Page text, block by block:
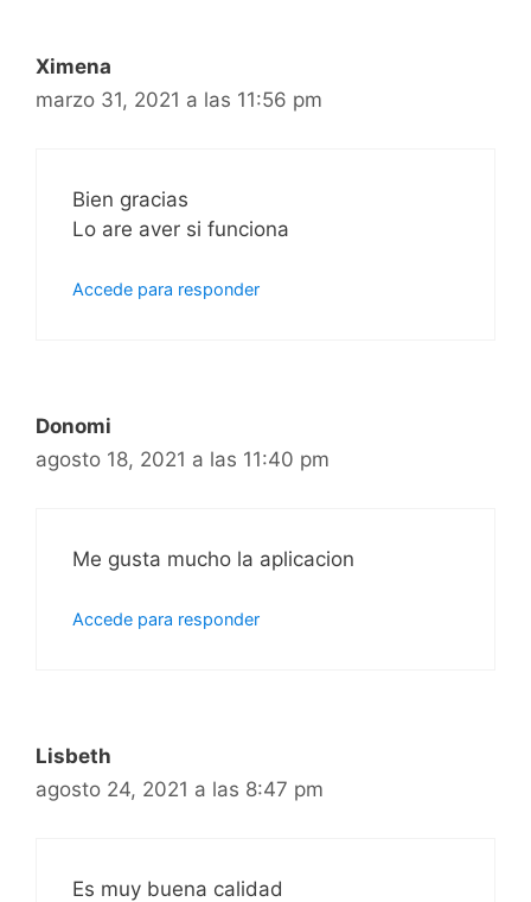
Ximena
marzo 31, 2021 a las 11:56 pm
Bien gracias
Lo are aver si funciona
Accede para responder
Donomi
agosto 18, 2021 a las 11:40 pm
Me gusta mucho la aplicacion
Accede para responder
Lisbeth
agosto 24, 2021 a las 8:47 pm
Es muy buena calidad